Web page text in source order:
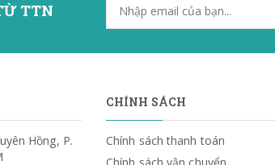
TTN
Hồng, P.
CHÍNH SÁCH
Chính sách thanh toán